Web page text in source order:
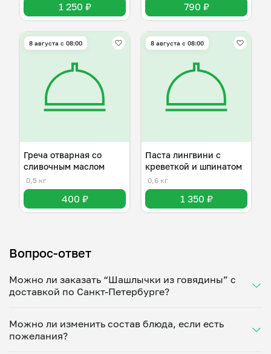
1 250 ₽ 790 ₽
8 августа с 08:00
Греча отварная со
сливочным маслом
0,5 кг
400 ₽
8 августа с 08:00
Паста лингвини с
креветкой и шпинатом
0,6 кг
1 350 ₽
Вопрос-ответ
Можно ли заказать “Шашлычки из говядины” с
доставкой по Санкт-Петербурге?
Укажите удобное время — и получите свежее
домашнее блюдо в большой порции прямо с плиты.
Можно ли изменить состав блюда, если есть
пожелания?